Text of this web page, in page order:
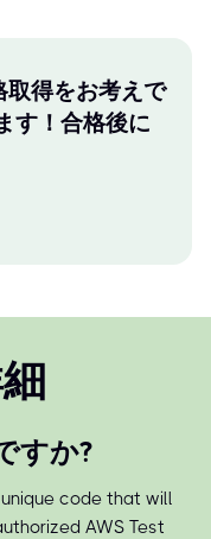
取得をお考えで
す！合格後に
すか?
code that will
AWS Test